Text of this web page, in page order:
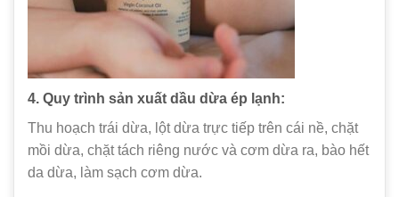
4. Quy trình sản xuất dầu dừa ép lạnh:
Thu hoạch trái dừa, lột dừa trực tiếp trên cái nề, chặt
mồi dừa, chặt tách riêng nước và cơm dừa ra, bào hết
da dừa, làm sạch cơm dừa.